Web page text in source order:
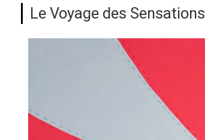
Le Voyage des Sensations